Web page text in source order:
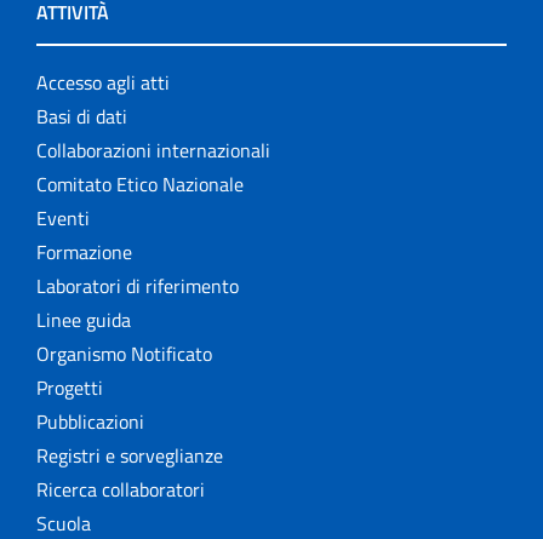
ATTIVITÀ
Accesso agli atti
Basi di dati
Collaborazioni internazionali
Comitato Etico Nazionale
Eventi
Formazione
Laboratori di riferimento
Linee guida
Organismo Notificato
Progetti
Pubblicazioni
Registri e sorveglianze
Ricerca collaboratori
Scuola